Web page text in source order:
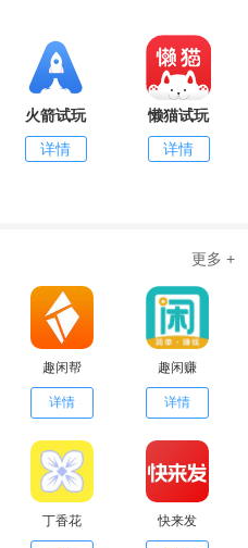
火箭试玩
详情
懒猫试玩
详情
更多 +
趣闲帮
详情
趣闲赚
详情
丁香花 快来发